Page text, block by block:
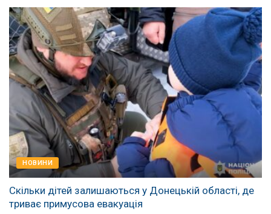
НОВИНИ
Скільки дітей залишаються у Донецькій області, де
триває примусова евакуація